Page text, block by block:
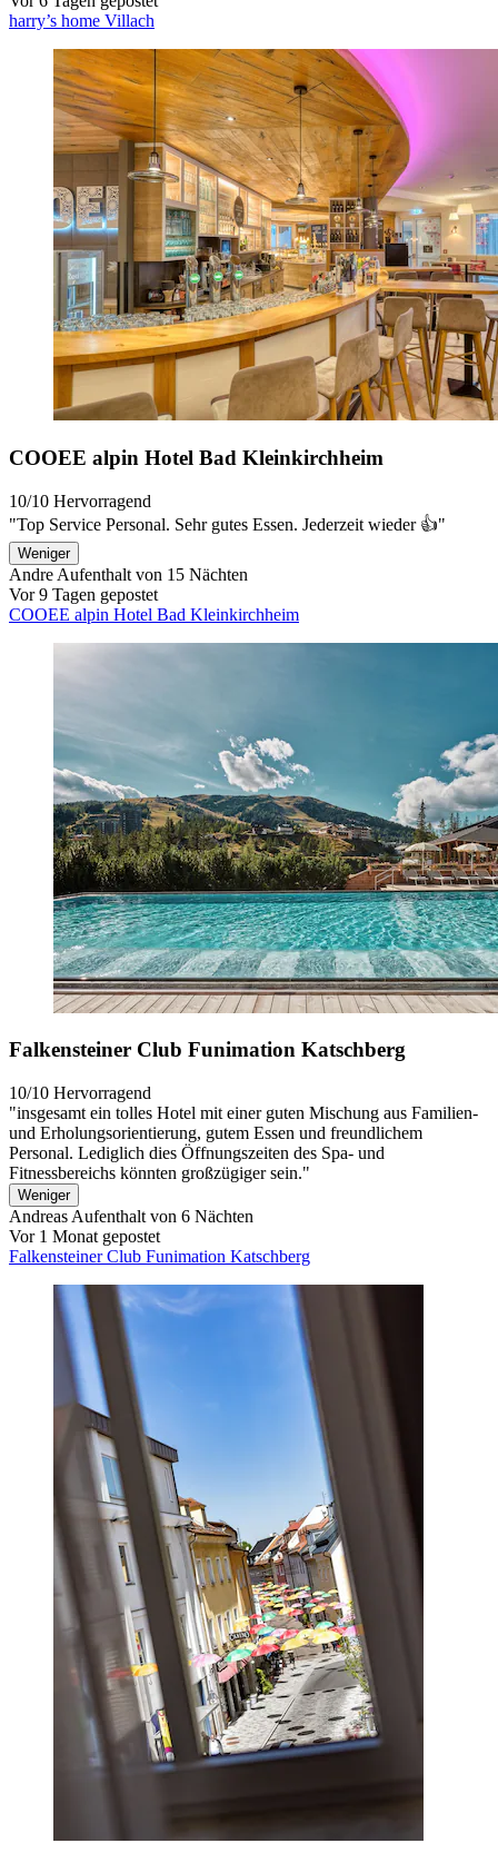
harry’s home Villach
COOEE alpin Hotel Bad Kleinkirchheim
10/10 Hervorragend
"Top Service Personal. Sehr gutes Essen. Jederzeit wieder 👍"
Weniger
Andre Aufenthalt von 15 Nächten
Vor 9 Tagen gepostet
COOEE alpin Hotel Bad Kleinkirchheim
Falkensteiner Club Funimation Katschberg
10/10 Hervorragend
"insgesamt ein tolles Hotel mit einer guten Mischung aus Familien-
und Erholungsorientierung, gutem Essen und freundlichem
Personal. Lediglich dies Öffnungszeiten des Spa- und
Fitnessbereichs könnten großzügiger sein."
Weniger
Andreas Aufenthalt von 6 Nächten
Vor 1 Monat gepostet
Falkensteiner Club Funimation Katschberg